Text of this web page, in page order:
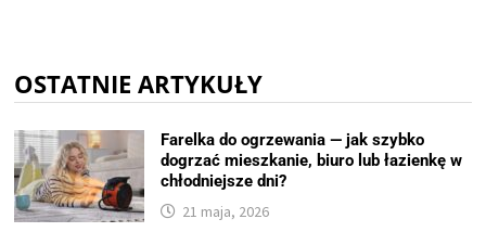
OSTATNIE ARTYKUŁY
Farelka do ogrzewania — jak szybko
dogrzać mieszkanie, biuro lub łazienkę w
chłodniejsze dni?
21 maja, 2026